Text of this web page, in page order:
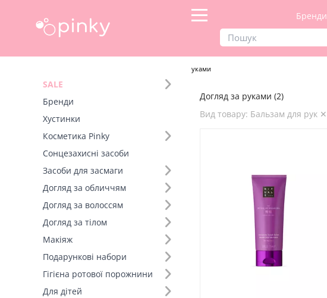
Бренди
SALE
Бренди
Хустинки
Косметика Pinky
Сонцезахисні засоби
Засоби для засмаги
Догляд за обличчям
Догляд за волоссям
Догляд за тілом
Макіяж
Подарункові набори
Гігієна ротової порожнини
Для дітей
Догляд за руками
Фільтр
Бренд (1)
Вид товару (7)
Бальзам для рук (2)
Крем для рук (+25)
Крем (+5)
Олія для нігтів та кутикули (+4)
Нічна крем-маска (+2)
Набір (+1)
Догляд за руками (2)
Вид товару: Бальзам для рук ✕